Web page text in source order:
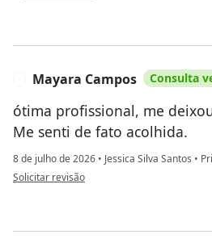
Mayara Campos Consulta
ótima profissional, me
Me senti de fato acolhida.
8 de julho de 2026 • Jessica Silva Santos •
na opinião do utilizador Mayara Campos
Solicitar revisão